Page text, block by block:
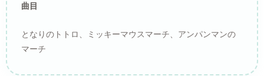
曲目
となりのトトロ、ミッキーマウスマーチ、アンパンマンの
マーチ